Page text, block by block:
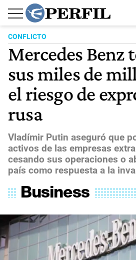
CONFLICTO
Mercedes Benz
sus miles de
el riesgo de
rusa
Vladímir Putin aseguró que
activos de las empresas
cesando sus operaciones o
país como respuesta a la